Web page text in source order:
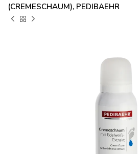
(CREMESCHAUM), PEDIBAEHR